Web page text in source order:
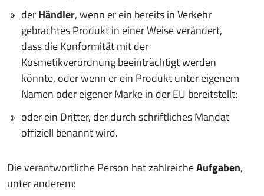
derHändler, wenn er ein bereits in Verkehr
gebrachtes Produkt in einer Weise verändert,
dass die Konformität mit der
Kosmetikverordnung beeinträchtigt werden
könnte, oder wenn er ein Produkt unter eigenem
Namen oder eigener Marke in der EU bereitstellt;
oder ein Dritter, der durch schriftliches Mandat
offiziell benannt wird.
Die verantwortliche Person hat zahlreicheAufgaben,
unter anderem: